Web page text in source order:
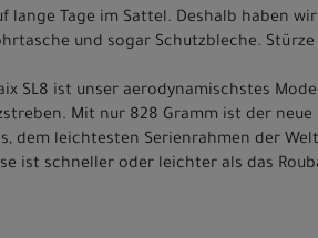
lange Tage im Sattel. Deshalb haben
und sogar Schutzbleche.
SL8 ist unser aerodynamischstes
Mit nur 828 Gramm ist der neue
dem leichtesten Serienrahmen der
ist schneller oder leichter als das